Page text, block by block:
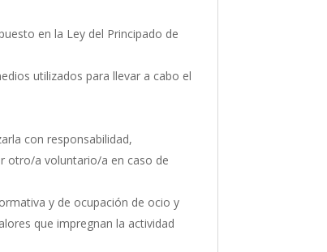
en la Ley del Principado de
utilizados para llevar a cabo el
con responsabilidad,
otro/a voluntario/a en caso de
y de ocupación de ocio y
que impregnan la actividad